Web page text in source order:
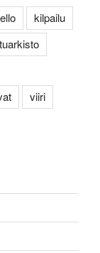
kilpailu
viiri